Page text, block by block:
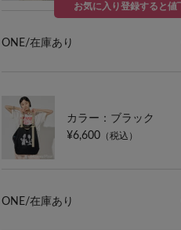
ONE/在庫あり
お気に入り登録すると
カラー：ブラック
¥6,600 （税込）
ONE/在庫あり